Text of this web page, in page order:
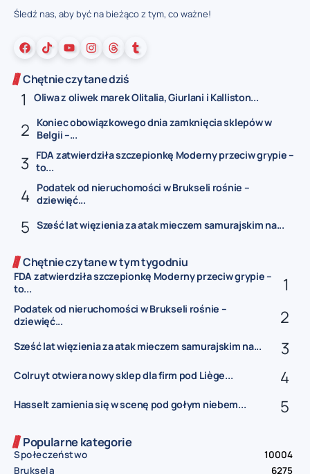
Śledź nas, aby być na bieżąco z tym, co ważne!
Chętnie czytane dziś
Oliwa z oliwek marek Olitalia, Giurlani i Kalliston...
Koniec obowiązkowego dnia zamknięcia sklepów w
Belgii –...
FDA zatwierdziła szczepionkę Moderny przeciw grypie –
to...
Podatek od nieruchomości w Brukseli rośnie –
dziewięć...
Sześć lat więzienia za atak mieczem samurajskim na...
Chętnie czytane w tym tygodniu
FDA zatwierdziła szczepionkę Moderny przeciw grypie –
to...
Podatek od nieruchomości w Brukseli rośnie –
dziewięć...
Sześć lat więzienia za atak mieczem samurajskim na...
Colruyt otwiera nowy sklep dla firm pod Liège...
Hasselt zamienia się w scenę pod gołym niebem...
Popularne kategorie
Społeczeństwo
10004
Bruksela
6275